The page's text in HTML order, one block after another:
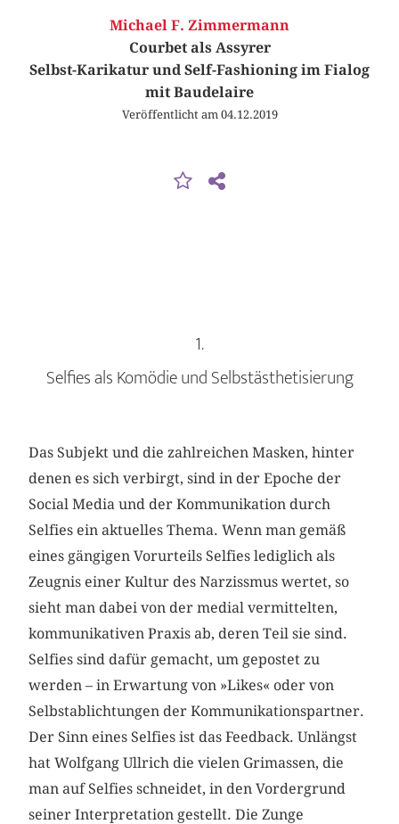
Michael F. Zimmermann
Courbet als Assyrer
Selbst-Karikatur und Self-Fashioning im Fialog
mit Baudelaire
Veröffentlicht am 04.12.2019
1.
Selfies als Komödie und Selbstästhetisierung
Das Subjekt und die zahlreichen Masken, hinter
denen es sich verbirgt, sind in der Epoche der
Social Media und der Kommunikation durch
Selfies ein aktuelles Thema. Wenn man gemäß
eines gängigen Vorurteils Selfies lediglich als
Zeugnis einer Kultur des Narzissmus wertet, so
sieht man dabei von der medial vermittelten,
kommunikativen Praxis ab, deren Teil sie sind.
Selfies sind dafür gemacht, um gepostet zu
werden – in Erwartung von »Likes« oder von
Selbstablichtungen der Kommunikationspartner.
Der Sinn eines Selfies ist das Feedback. Unlängst
hat Wolfgang Ullrich die vielen Grimassen, die
man auf Selfies schneidet, in den Vordergrund
seiner Interpretation gestellt. Die Zunge